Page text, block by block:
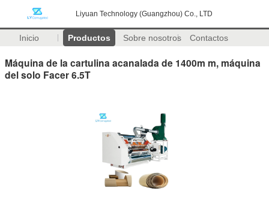
Liyuan Technology (Guangzhou) Co., LTD
Inicio Productos Sobre nosotros Contactos
Máquina de la cartulina acanalada de 1400m m, máquina
del solo Facer 6.5T